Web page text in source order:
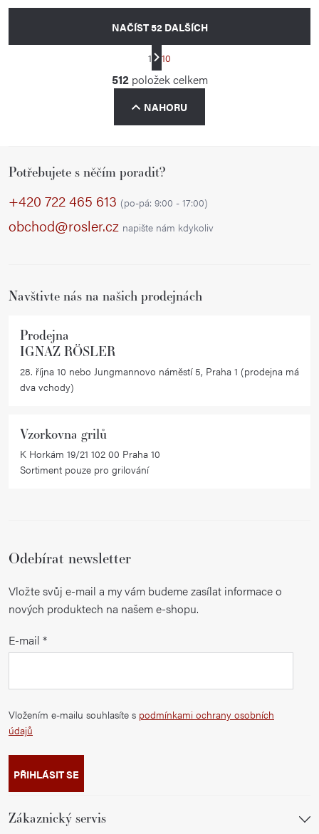
O
v
l
á
a
í
p
y
i
NAČÍST 52 DALŠÍCH
S
t
r
á
v
n
1 10
512položek celkem
NAHORU
Potřebujete s něčím poradit?
+420 722 465 613 (po-pá: 9:00 - 17:00)
obchod@rosler.cz napište nám kdykoliv
Navštivte nás na našich prodejnách
Prodejna
IGNAZ RÖSLER
28. října 10 nebo Jungmannovo náměstí 5, Praha 1 (prodejna má
dva vchody)
Vzorkovna grilů
K Horkám 19/21 102 00 Praha 10
Sortiment pouze pro grilování
Odebírat newsletter
Vložte svůj e-mail a my vám budeme zasílat informace o
nových produktech na našem e-shopu.
E-mail
Vložením e-mailu souhlasíte s podmínkami ochrany osobních
údajů
PŘIHLÁSIT SE
Zákaznický servis